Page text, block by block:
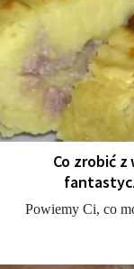
Co zrobić
Powiemy Ci, co